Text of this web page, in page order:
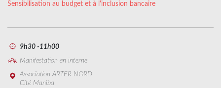
Sensibilisation au budget et à l'inclusion bancaire
9h30 -11h00
Manifestation en interne
Association ARTER NORD
Cité Maniba